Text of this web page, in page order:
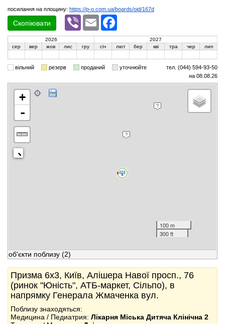
посилання на площину: https://p-o.com.ua/boards/oid/167d
Скопіювати
Viber Email
2026
2027
сер
вер жов лис гру січ лют бер кві тра чер лип
вільний резерв проданий уточнюйте
тел. (044) 594-93-50
на 08.08.26
+
-
100 m
300 ft
об'єкти поблизу (2)
Призма 6x3, Київ, Алішера Навої просп., 76
(ринок "Юність", АТБ-маркет, Сільпо), в
напрямку Генерала Жмаченка вул.
Поблизу знаходяться:
Медицина / Педиатрия: Лікарня Міська Дитяча Клінічна 2